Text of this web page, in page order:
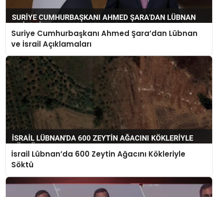
Suriye Cumhurbaşkanı Ahmed Şara’dan Lübnan
ve İsrail Açıklamaları
İsrail Lübnan’da 600 Zeytin Ağacını Kökleriyle
Söktü